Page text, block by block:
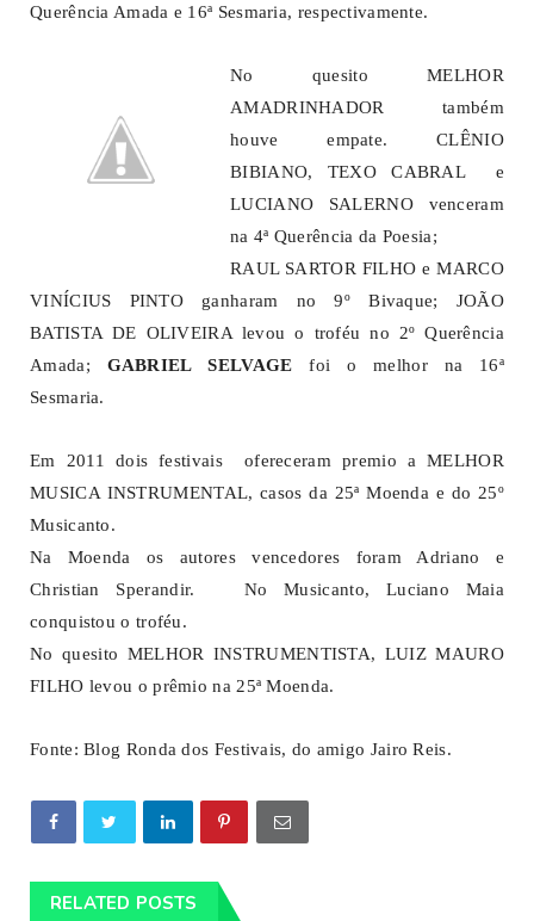
Querência Amada e 16ª Sesmaria, respectivamente.
No quesito MELHOR
AMADRINHADOR também
houve empate. CLÊNIO
BIBIANO, TEXO CABRAL e
LUCIANO SALERNO venceram
na 4ª Querência da Poesia;
RAUL SARTOR FILHO e MARCO
VINÍCIUS PINTO ganharam no 9º Bivaque; JOÃO
BATISTA DE OLIVEIRA levou o troféu no 2º Querência
Amada; GABRIEL SELVAGE foi o melhor na 16ª
Sesmaria.
Em 2011 dois festivais ofereceram premio a MELHOR
MUSICA INSTRUMENTAL, casos da 25ª Moenda e do 25º
Musicanto.
Na Moenda os autores vencedores foram Adriano e
Christian Sperandir. No Musicanto, Luciano Maia
conquistou o troféu.
No quesito MELHOR INSTRUMENTISTA, LUIZ MAURO
FILHO levou o prêmio na 25ª Moenda.
Fonte: Blog Ronda dos Festivais, do amigo Jairo Reis.
RELATED POSTS